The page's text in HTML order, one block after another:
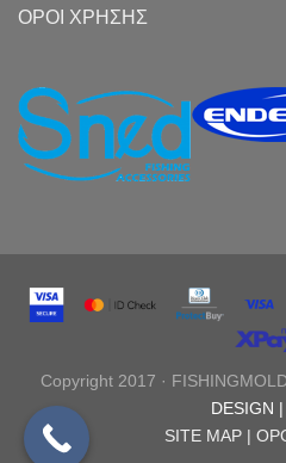
ΟΡΟΙ ΧΡΗΣΗΣ
Copyright 2017 ·
DESIGN |
SITE MAP |